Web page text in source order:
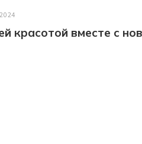
красотой вместе с